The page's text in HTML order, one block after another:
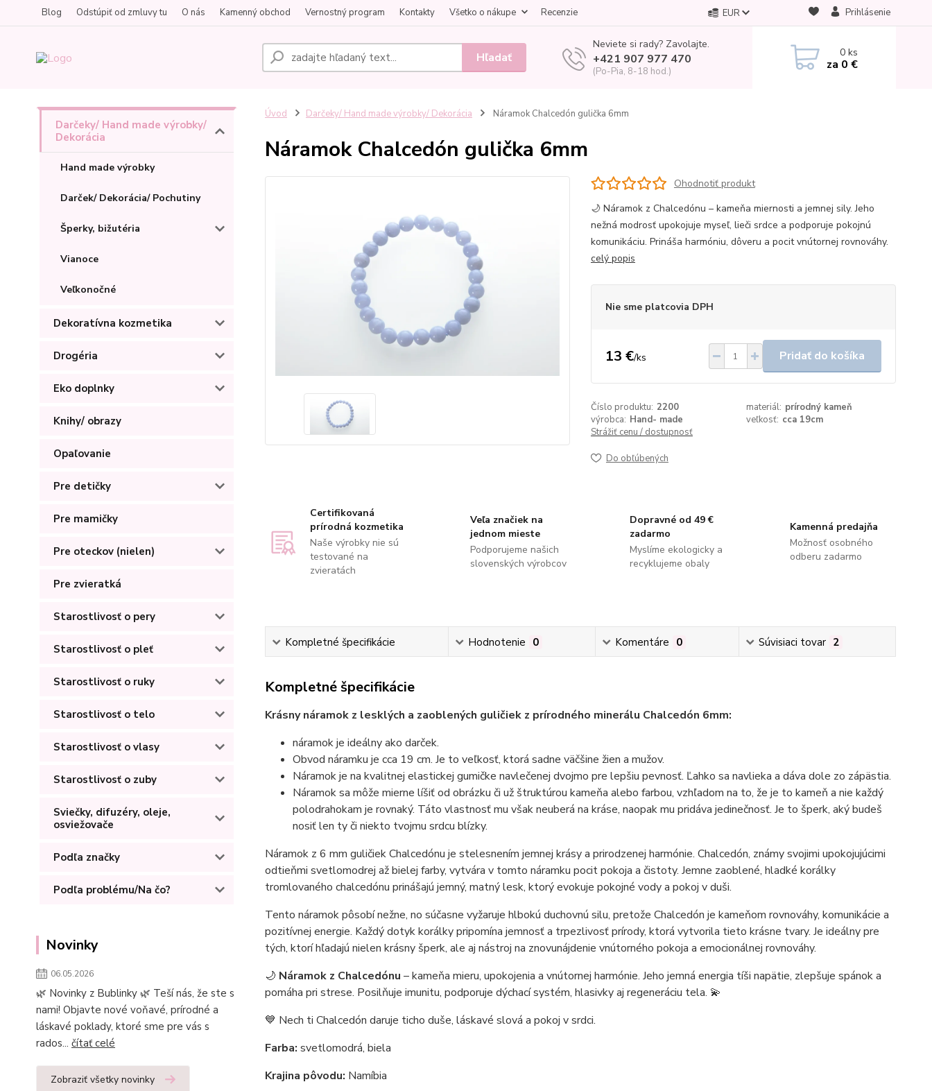
Blog Odstúpiť od zmluvy tu O nás Kamenný obchod Vernostný program Kontakty Všetko o nákupe Recenzie EUR Prihlásenie
Hľadať
Neviete si rady? Zavolajte.
+421 907 977 470
(Po-Pia, 8-18 hod.)
0ks
za 0 €
Darčeky/ Hand made výrobky/
Dekorácia
Hand made výrobky
Darček/ Dekorácia/ Pochutiny
Šperky, bižutéria
Vianoce
Veľkonočné
Dekoratívna kozmetika
Drogéria
Eko doplnky
Knihy/ obrazy
Opaľovanie
Pre detičky
Pre mamičky
Pre oteckov (nielen)
Pre zvieratká
Starostlivosť o pery
Starostlivosť o pleť
Starostlivosť o ruky
Starostlivosť o telo
Starostlivosť o vlasy
Starostlivosť o zuby
Sviečky, difuzéry, oleje,
osviežovače
Podľa značky
Podľa problému/Na čo?
Novinky
06.05.2026
🌿 Novinky z Bublinky 🌿 Teší nás, že ste s
nami! Objavte nové voňavé, prírodné a
láskavé poklady, ktoré sme pre vás s
rados... čítať celé
Zobraziť všetky novinky
Úvod Darčeky/ Hand made výrobky/ Dekorácia Náramok Chalcedón gulička 6mm
Náramok Chalcedón gulička 6mm
Ohodnotiť produkt
🌙 Náramok z Chalcedónu – kameňa miernosti a jemnej sily. Jeho
nežná modrosť upokojuje myseľ, lieči srdce a podporuje pokojnú
komunikáciu. Prináša harmóniu, dôveru a pocit vnútornej rovnováhy.
celý popis
Nie sme platcovia DPH
13 €/ks Pridať do košíka
Číslo produktu: 2200 materiál: prírodný kameň
výrobca: Hand- made veľkosť: cca 19cm
Strážiť cenu / dostupnosť
Do obľúbených
Certifikovaná
prírodná kozmetika
Naše výrobky nie sú
testované na
zvieratách
Veľa značiek na
jednom mieste
Podporujeme našich
slovenských výrobcov
Dopravné od 49 €
zadarmo
Myslíme ekologicky a
recyklujeme obaly
Kamenná predajňa
Možnosť osobného
odberu zadarmo
Kompletné špecifikácie Hodnotenie 0 Komentáre 0 Súvisiaci tovar 2
Kompletné špecifikácie
Krásny náramok z lesklých a zaoblených guličiek z prírodného minerálu Chalcedón 6mm:
náramok je ideálny ako darček.
Obvod náramku je cca 19 cm. Je to veľkosť, ktorá sadne väčšine žien a mužov.
Náramok je na kvalitnej elastickej gumičke navlečenej dvojmo pre lepšiu pevnosť. Ľahko sa navlieka a dáva dole zo zápästia.
Náramok sa môže mierne líšiť od obrázku či už štruktúrou kameňa alebo farbou, vzhľadom na to, že je to kameň a nie každý
polodrahokam je rovnaký. Táto vlastnosť mu však neuberá na kráse, naopak mu pridáva jedinečnosť. Je to šperk, aký budeš
nosiť len ty či niekto tvojmu srdcu blízky.
Náramok z 6 mm guličiek Chalcedónu je stelesnením jemnej krásy a prirodzenej harmónie. Chalcedón, známy svojimi upokojujúcimi
odtieňmi svetlomodrej až bielej farby, vytvára v tomto náramku pocit pokoja a čistoty. Jemne zaoblené, hladké korálky
tromlovaného chalcedónu prinášajú jemný, matný lesk, ktorý evokuje pokojné vody a pokoj v duši.
Tento náramok pôsobí nežne, no súčasne vyžaruje hlbokú duchovnú silu, pretože Chalcedón je kameňom rovnováhy, komunikácie a
pozitívnej energie. Každý dotyk korálky pripomína jemnosť a trpezlivosť prírody, ktorá vytvorila tieto krásne tvary. Je ideálny pre
tých, ktorí hľadajú nielen krásny šperk, ale aj nástroj na znovunájdenie vnútorného pokoja a emocionálnej rovnováhy.
🌙 Náramok z Chalcedónu – kameňa mieru, upokojenia a vnútornej harmónie. Jeho jemná energia tíši napätie, zlepšuje spánok a
pomáha pri strese. Posilňuje imunitu, podporuje dýchací systém, hlasivky aj regeneráciu tela. 💫
💙 Nech ti Chalcedón daruje ticho duše, láskavé slová a pokoj v srdci.
Farba: svetlomodrá, biela
Krajina pôvodu: Namíbia